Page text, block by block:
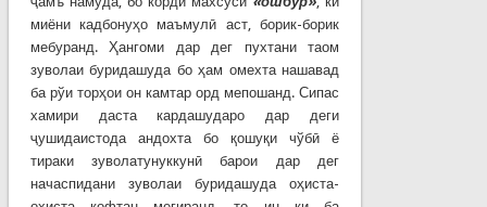
миёни кадбонуҳо маъмулӣ аст, борик-борик
мебуранд. Ҳангоми дар дег пухтани таом
зуволаи буридашуда бо ҳам омехта нашавад
ба рўи торҳои он камтар орд мепошанд. Сипас
хамири даста кардашударо дар деги
ҷушидаистода андохта бо қошуқи чўбӣ ё
тираки зуволатунуккунӣ барои дар дег
начаспидани зуволаи буридашуда оҳиста-